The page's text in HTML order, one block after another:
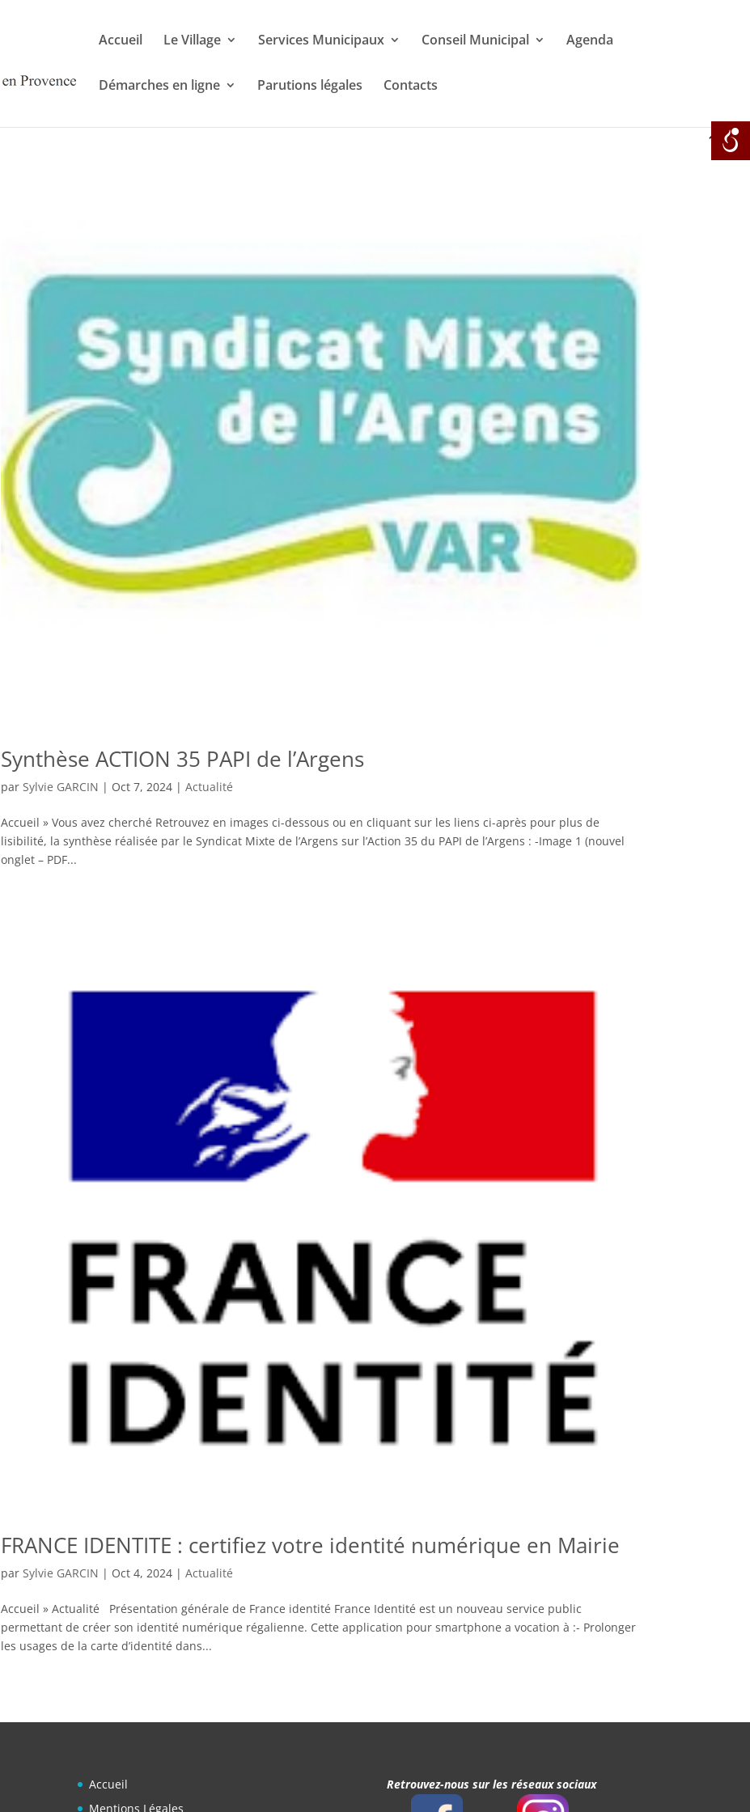
Accueil Le Village Services Municipaux Conseil Municipal Agenda
Démarches en ligne Parutions légales Contacts
Synthèse ACTION 35 PAPI de l’Argens
par Sylvie GARCIN | Oct 7, 2024| Actualité
Accueil » Vous avez cherché Retrouvez en images ci-dessous ou en cliquant sur les liens ci-après pour plus de
lisibilité, la synthèse réalisée par le Syndicat Mixte de l’Argens sur l’Action 35 du PAPI de l’Argens : -Image 1 (nouvel
onglet – PDF...
FRANCE IDENTITE : certifiez votre identité numérique en Mairie
par Sylvie GARCIN | Oct 4, 2024| Actualité
Accueil » Actualité Présentation générale de France identité France Identité est un nouveau service public
permettant de créer son identité numérique régalienne. Cette application pour smartphone a vocation à :- Prolonger
les usages de la carte d’identité dans...
Accueil
Mentions Légales
Retrouvez-nous sur les réseaux sociaux